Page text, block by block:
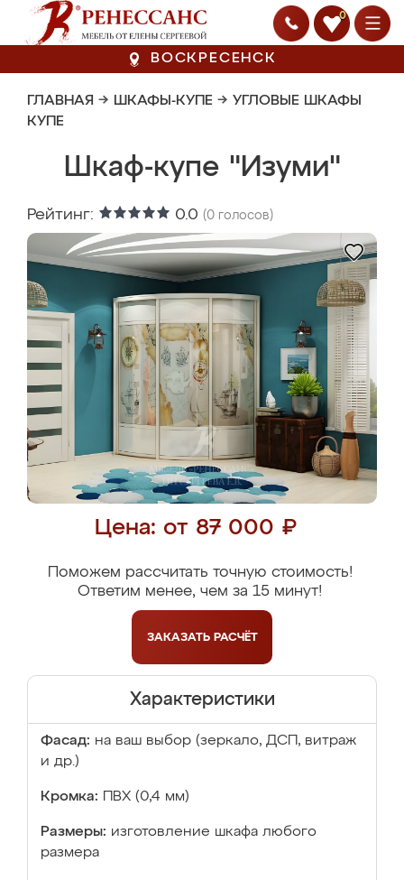
0
ВОСКРЕСЕНСК
ГЛАВНАЯ → ШКАФЫ-КУПЕ → УГЛОВЫЕ ШКАФЫ
КУПЕ
Шкаф-купе "Изуми"
Рейтинг: 0.0 (0 голосов)
Цена: от 87 000 ₽
Поможем рассчитать точную стоимость!
Ответим менее, чем за 15 минут!
ЗАКАЗАТЬ РАСЧЁТ
Характеристики
Фасад: на ваш выбор (зеркало, ДСП, витраж
и др.)
Кромка: ПВХ (0,4 мм)
Размеры: изготовление шкафа любого
размера